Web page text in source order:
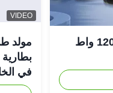
مشعل سيجار محطة طاقة 1200 واط
VIDEO
في